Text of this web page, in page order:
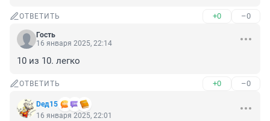
ОТВЕТИТЬ +0 –0
Гость
16 января 2025, 22:14
10 из 10. легко
ОТВЕТИТЬ +0 –0
Deд15
16 января 2025, 22:01